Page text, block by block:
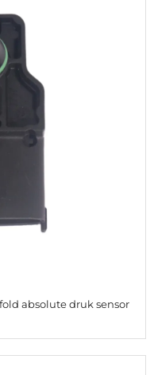
absolute druk sensor